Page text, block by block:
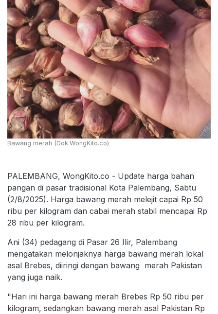
Bawang merah (Dok.WongKito.co)
PALEMBANG, WongKito.co - Update harga bahan
pangan di pasar tradisional Kota Palembang, Sabtu
(2/8/2025). Harga bawang merah melejit capai Rp 50
ribu per kilogram dan cabai merah stabil mencapai Rp
28 ribu per kilogram.
Ani (34) pedagang di Pasar 26 Ilir, Palembang
mengatakan melonjaknya harga bawang merah lokal
asal Brebes, diiringi dengan bawang merah Pakistan
yang juga naik.
"Hari ini harga bawang merah Brebes Rp 50 ribu per
kilogram, sedangkan bawang merah asal Pakistan Rp